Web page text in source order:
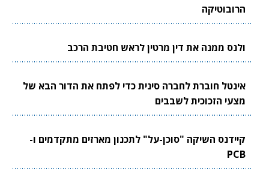
הרובוטיקה
ולנס ממנה את דין מרטין לראש חטיבת הרכב
אינטל חוברת לחברה סינית כדי לפתח את הדור הבא של
מצעי הזכוכית לשבבים
קיידנס השיקה "סוכן-על" לתכנון מארזים מתקדמים ו-
PCB